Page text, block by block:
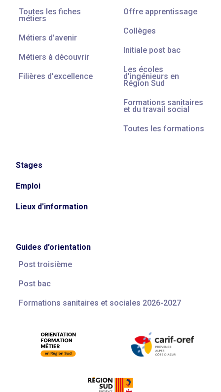
Toutes les fiches
métiers
Métiers d'avenir
Métiers à découvrir
Filières d'excellence
Offre apprentissage
Collèges
Initiale post bac
Les écoles
d'ingénieurs en
Région Sud
Formations sanitaires
et du travail social
Toutes les formations
Stages
Emploi
Lieux d'information
Guides d'orientation
Post troisième
Post bac
Formations sanitaires et sociales 2026-2027